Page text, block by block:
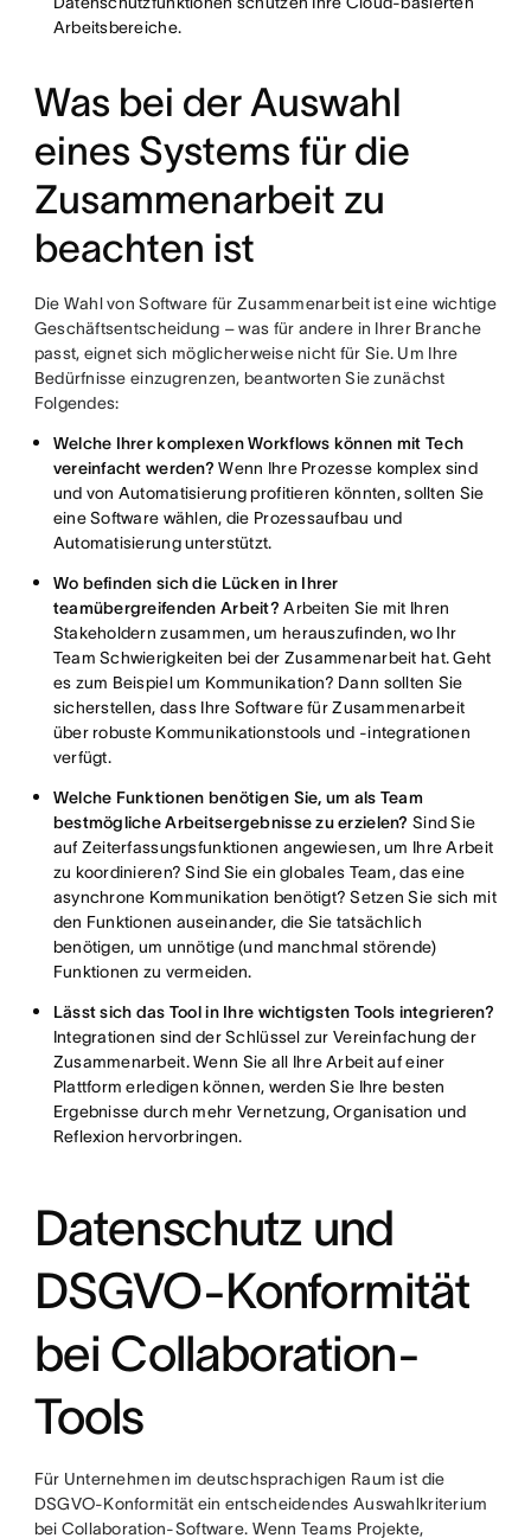
Arbeitsbereiche.
Was bei der Auswahl
eines Systems für die
Zusammenarbeit zu
beachten ist
Die Wahl von Software für Zusammenarbeit ist eine wichtige
Geschäftsentscheidung – was für andere in Ihrer Branche
passt, eignet sich möglicherweise nicht für Sie. Um Ihre
Bedürfnisse einzugrenzen, beantworten Sie zunächst
Folgendes:
Welche Ihrer komplexen Workflows können mit Tech
vereinfacht werden? Wenn Ihre Prozesse komplex sind
und von Automatisierung profitieren könnten, sollten Sie
eine Software wählen, die Prozessaufbau und
Automatisierung unterstützt.
Wo befinden sich die Lücken in Ihrer
teamübergreifenden Arbeit? Arbeiten Sie mit Ihren
Stakeholdern zusammen, um herauszufinden, wo Ihr
Team Schwierigkeiten bei der Zusammenarbeit hat. Geht
es zum Beispiel um Kommunikation? Dann sollten Sie
sicherstellen, dass Ihre Software für Zusammenarbeit
über robuste Kommunikationstools und -integrationen
verfügt.
Welche Funktionen benötigen Sie, um als Team
bestmögliche Arbeitsergebnisse zu erzielen? Sind Sie
auf Zeiterfassungsfunktionen angewiesen, um Ihre Arbeit
zu koordinieren? Sind Sie ein globales Team, das eine
asynchrone Kommunikation benötigt? Setzen Sie sich mit
den Funktionen auseinander, die Sie tatsächlich
benötigen, um unnötige (und manchmal störende)
Funktionen zu vermeiden.
Lässt sich das Tool in Ihre wichtigsten Tools integrieren?
Integrationen sind der Schlüssel zur Vereinfachung der
Zusammenarbeit. Wenn Sie all Ihre Arbeit auf einer
Plattform erledigen können, werden Sie Ihre besten
Ergebnisse durch mehr Vernetzung, Organisation und
Reflexion hervorbringen.
Datenschutz und
DSGVO-Konformität
bei Collaboration-
Tools
Für Unternehmen im deutschsprachigen Raum ist die
DSGVO-Konformität ein entscheidendes Auswahlkriterium
bei Collaboration-Software. Wenn Teams Projekte,